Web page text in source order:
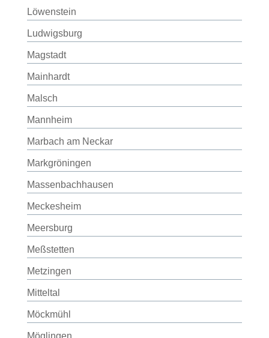
Löwenstein
Ludwigsburg
Magstadt
Mainhardt
Malsch
Mannheim
Marbach am Neckar
Markgröningen
Massenbachhausen
Meckesheim
Meersburg
Meßstetten
Metzingen
Mitteltal
Möckmühl
Möglingen